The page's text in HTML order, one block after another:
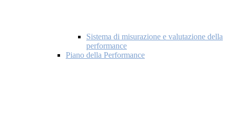
Sistema di misurazione e valutazione della
performance
Piano della Performance